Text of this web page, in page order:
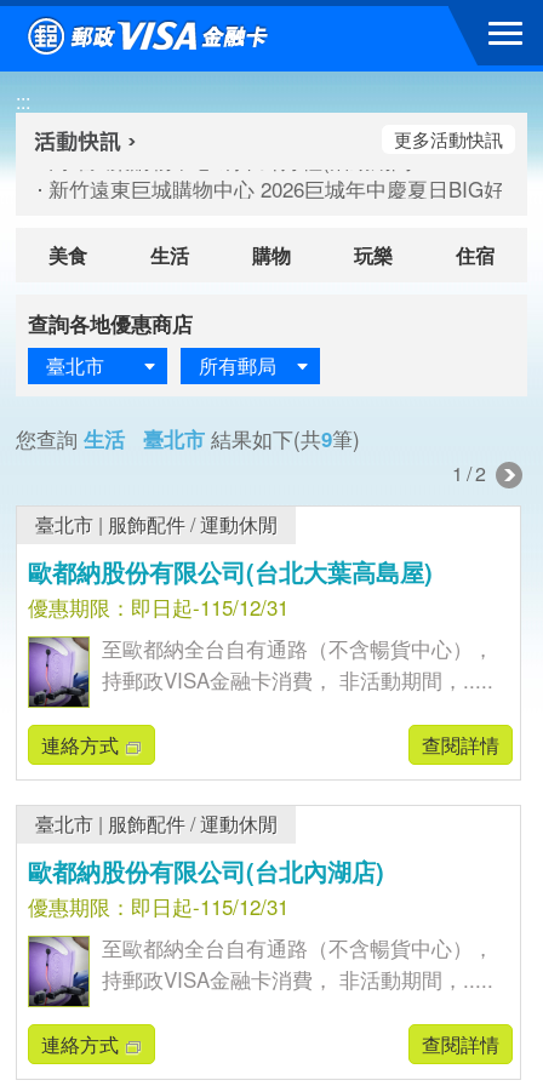
跳到主要內容區塊
:::
高雄大樂購物中心 刷卡郵好禮(活動期間：115/08/07-
臺北三創生活 有點東西第2波 刷卡郵好禮(活動期間：
高雄大樂購物中心 刷卡郵好禮(活動期間：115/08/07-
新竹遠東巨城購物中心 2026巨城年中慶夏日BIG好刷(
更多活動快訊
美食 生活 購物 玩樂 住宿
查詢各地優惠商店
臺北市 所有郵局
您查詢 生活 臺北市 結果如下(共9筆)
1/2
臺北市 | 服飾配件/運動休閒
歐都納股份有限公司(台北大葉高島屋)
優惠期限：即日起-115/12/31
至歐都納全台自有通路（不含暢貨中心），
持郵政VISA金融卡消費， 非活動期間，.....
連絡方式 查閱詳情
臺北市 | 服飾配件/運動休閒
歐都納股份有限公司(台北內湖店)
優惠期限：即日起-115/12/31
至歐都納全台自有通路（不含暢貨中心），
持郵政VISA金融卡消費， 非活動期間，.....
連絡方式 查閱詳情